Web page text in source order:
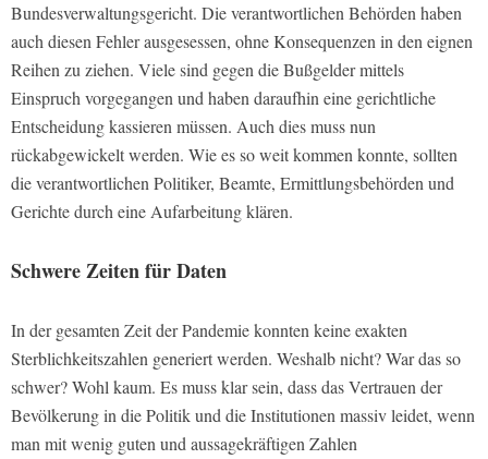
Bundesverwaltungsgericht. Die verantwortlichen Behörden haben
auch diesen Fehler ausgesessen, ohne Konsequenzen in den eignen
Reihen zu ziehen. Viele sind gegen die Bußgelder mittels
Einspruch vorgegangen und haben daraufhin eine gerichtliche
Entscheidung kassieren müssen. Auch dies muss nun
rückabgewickelt werden. Wie es so weit kommen konnte, sollten
die verantwortlichen Politiker, Beamte, Ermittlungsbehörden und
Gerichte durch eine Aufarbeitung klären.
Schwere Zeiten für Daten
In der gesamten Zeit der Pandemie konnten keine exakten
Sterblichkeitszahlen generiert werden. Weshalb nicht? War das so
schwer? Wohl kaum. Es muss klar sein, dass das Vertrauen der
Bevölkerung in die Politik und die Institutionen massiv leidet, wenn
man mit wenig guten und aussagekräftigen Zahlen